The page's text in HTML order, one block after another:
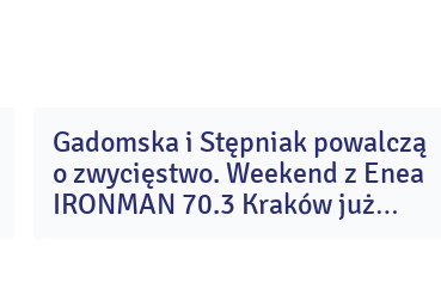
31
lip
Gadomska i Stępniak powalczą
o zwycięstwo. Weekend z Enea
IRONMAN 70.3 Kraków już